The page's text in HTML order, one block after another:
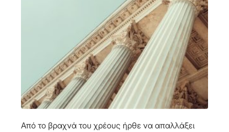
Από το βραχνά του χρέους ήρθε να απαλλάξει